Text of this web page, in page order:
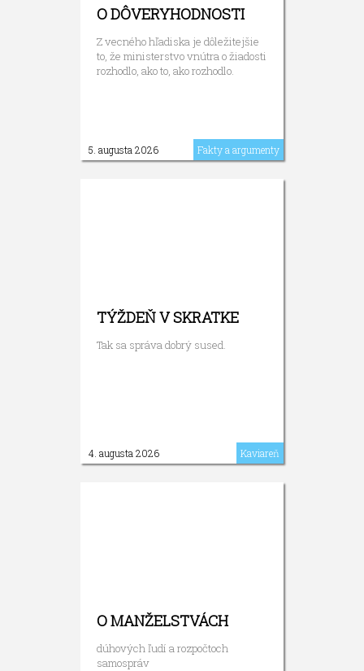
O DÔVERYHODNOSTI
Z vecného hľadiska je dôležitejšie
to, že ministerstvo vnútra o žiadosti
rozhodlo, ako to, ako rozhodlo.
5. augusta 2026 Fakty a argumenty
TÝŽDEŇ V SKRATKE
Tak sa správa dobrý sused.
4. augusta 2026 Kaviareň
O MANŽELSTVÁCH
dúhových ľudí a rozpočtoch
samospráv